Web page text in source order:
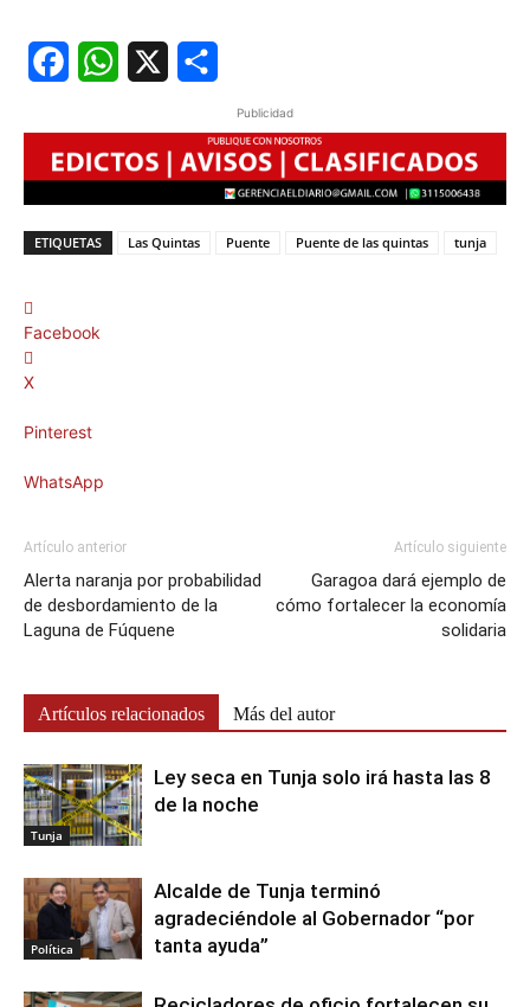
Publicidad
ETIQUETAS Las Quintas Puente Puente de las quintas tunja
Facebook
X
Pinterest
WhatsApp
Artículo anterior
Alerta naranja por probabilidad
de desbordamiento de la
Laguna de Fúquene
Artículo siguiente
Garagoa dará ejemplo de
cómo fortalecer la economía
solidaria
Artículos relacionados Más del autor
Tunja
Ley seca en Tunja solo irá hasta las 8
de la noche
Política
Alcalde de Tunja terminó
agradeciéndole al Gobernador “por
tanta ayuda”